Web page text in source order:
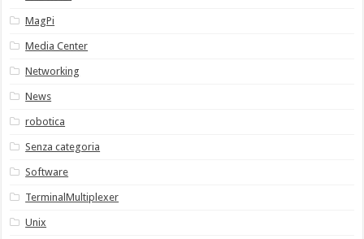
MagPi
Media Center
Networking
News
robotica
Senza categoria
Software
TerminalMultiplexer
Unix